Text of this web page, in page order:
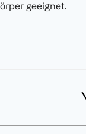
geeignet.